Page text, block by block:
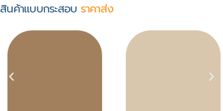
สินค้าแบบกระสอบ ราคาส่ง